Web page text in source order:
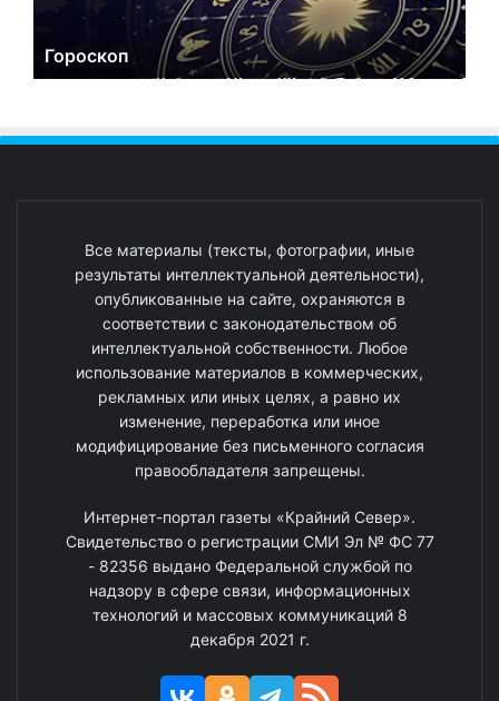
Гороскоп
Все материалы (тексты, фотографии, иные
результаты интеллектуальной деятельности),
опубликованные на сайте, охраняются в
соответствии с законодательством об
интеллектуальной собственности. Любое
использование материалов в коммерческих,
рекламных или иных целях, а равно их
изменение, переработка или иное
модифицирование без письменного согласия
правообладателя запрещены.
Интернет-портал газеты «Крайний Север».
Свидетельство о регистрации СМИ Эл № ФС 77
- 82356 выдано Федеральной службой по
надзору в сфере связи, информационных
технологий и массовых коммуникаций 8
декабря 2021 г.